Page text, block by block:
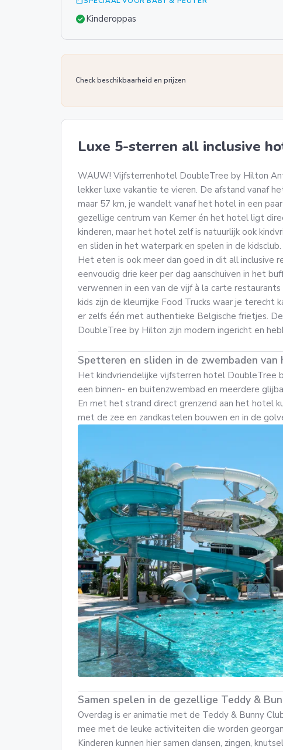
check_circleKinderoppas
Check beschikbaarheid en prijzen
Luxe 5-sterren all inclusive
WAUW! Vijfsterrenhotel DoubleTree by Hilton
lekker luxe vakantie te vieren. De afstand vanaf
maar 57 km, je wandelt vanaf het hotel in een
gezellige centrum van Kemer én het hotel ligt
kinderen, maar het hotel zelf is natuurlijk ook
en sliden in het waterpark en spelen in de kidsclub.
Het eten is ook meer dan goed in dit all inclusive
eenvoudig drie keer per dag aanschuiven in het
verwennen in een van de vijf à la carte
kids zijn de kleurrijke Food Trucks waar je terecht
er zelfs één met authentieke Belgische frietjes.
DoubleTree by Hilton zijn modern ingericht en
Spetteren en sliden in de zwembaden
Het kindvriendelijke vijfsterren hotel DoubleTree
een binnen- en buitenzwembad en meerdere
En met het strand direct grenzend aan het hotel
met de zee en zandkastelen bouwen en in de
Samen spelen in de gezellige Teddy &
Overdag is er animatie met de Teddy & Bunny
mee met de leuke activiteiten die worden
Kinderen kunnen hier samen dansen, zingen,